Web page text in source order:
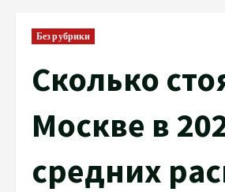
Без рубрики
Сколько
Москве в
средних